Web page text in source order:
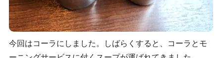
今回はコーラにしました。しばらくすると、コーラとモ